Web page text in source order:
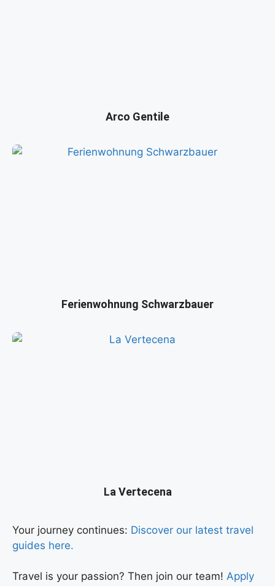
Arco Gentile
Ferienwohnung Schwarzbauer
La Vertecena
Your journey continues: Discover our latest travel
guides here.
Travel is your passion? Then join our team! Apply